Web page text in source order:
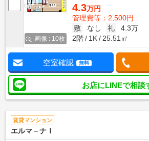
画像 : 10枚
4.3万円
管理費等：2,500円
敷
なし 礼
4.3万
2階
1K 25.51㎡
空室確認 無料
お店にLINEで相談
賃貸マンション
エルマ－ナⅠ